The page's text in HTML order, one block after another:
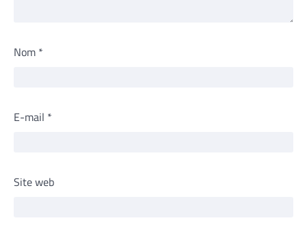
Nom *
E-mail *
Site web